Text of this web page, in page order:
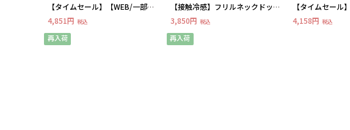
【タイムセール】【WEB/一部店
舗限定】バルーンスリーブ チュニ
ック ブラウス LL/3L/4L/5L/6L MB
mint breezeミントブ
4,851円 税込
再入荷
【接触冷感】フリルネックドット
柄ブラウス
3,850円 税込
再入荷
【タイムセール
らさらレーヨン
チュニック LL/
4,158円 税込